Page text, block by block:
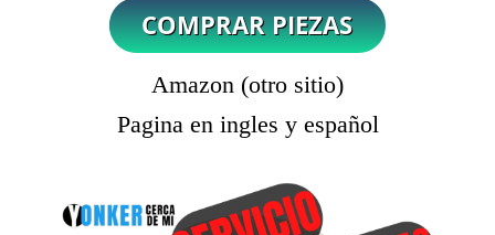
Amazon (otro sitio)
Pagina en ingles y español